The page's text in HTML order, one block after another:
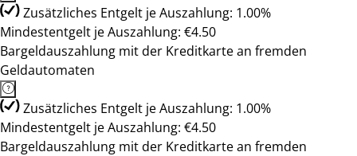
Zusätzliches Entgelt je Auszahlung: 1.00%
Mindestentgelt je Auszahlung: €4.50
Bargeldauszahlung mit der Kreditkarte an fremden
Geldautomaten
Zusätzliches Entgelt je Auszahlung: 1.00%
Mindestentgelt je Auszahlung: €4.50
Bargeldauszahlung mit der Kreditkarte an fremden